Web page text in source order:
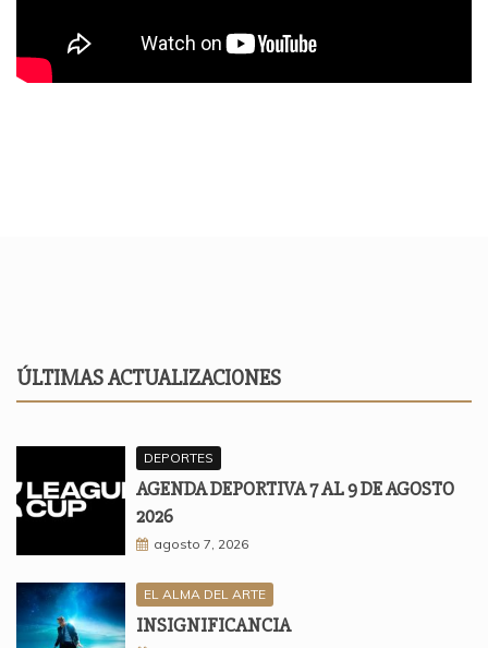
ÚLTIMAS ACTUALIZACIONES
DEPORTES
AGENDA DEPORTIVA 7 AL 9 DE AGOSTO
2026
agosto 7, 2026
EL ALMA DEL ARTE
INSIGNIFICANCIA